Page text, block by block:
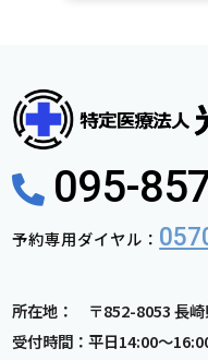
095-
予約専用ダイヤル：
所在地： 〒852-8053 長崎
受付時間：平日14:00〜